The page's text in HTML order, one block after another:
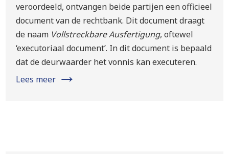
veroordeeld, ontvangen beide partijen een officieel
document van de rechtbank. Dit document draagt
de naam Vollstreckbare Ausfertigung, oftewel
‘executoriaal document’. In dit document is bepaald
dat de deurwaarder het vonnis kan executeren.
Lees meer →